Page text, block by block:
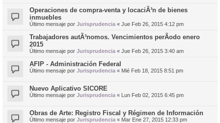
Operaciones de compra-venta y locaciÃ³n de bienes
inmuebles
Último mensaje por Jurisprudencia « Jue Feb 26, 2015 4:12 pm
Trabajadores autÃ³nomos. Vencimientos perÃ­odo enero
2015
Último mensaje por Jurisprudencia « Jue Feb 26, 2015 3:40 am
AFIP - Administración Federal
Último mensaje por Jurisprudencia « Mié Feb 18, 2015 8:51 pm
Nuevo Aplicativo SICORE
Último mensaje por Jurisprudencia « Lun Feb 02, 2015 6:45 pm
Obras de Arte: Registro Fiscal y Régimen de Información
Último mensaje por Jurisprudencia « Mar Ene 27, 2015 12:33 pm